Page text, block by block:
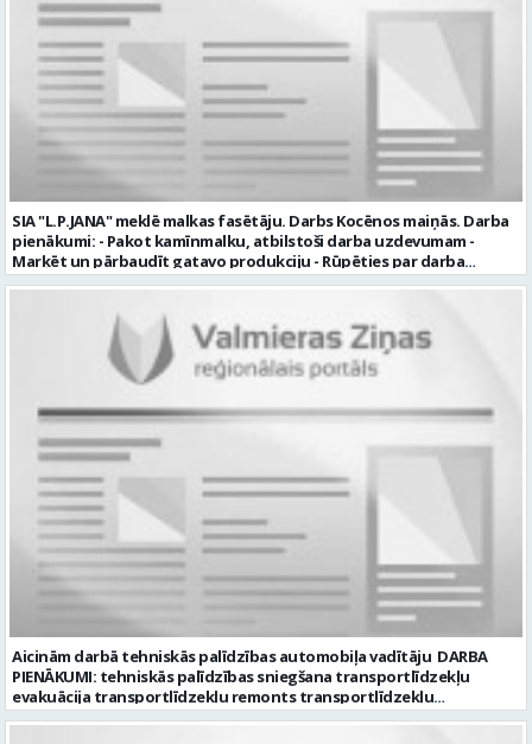
garantijas veselības apdrošināšanas iespējas dinamisku un
profesionālu darba vidi apmācību pirms darba pienākumu
uzsākšanas CV ar norādi vakancei „dispečers Valmierā” iesniegt līdz
2026. gada 21. augustam (ieskaitot): sūtot elektroniski uz info@vtu-
valmiera.lv personīgi SIA „VTU Valmiera”, Reģ.nr. 40003004220,
„Brandeļi”, Brandeļi, Kocēnu pagasts, Valmieras novads, personāla
daļā darba dienās no plkst. 13:00 līdz 16:00. 2 nedēļu laikā pēc
konkursa termiņa beigām sazināsimies ar pretendentiem, kuri tiks
aicināti uz tikšanos klātienē. Informācijai: 29231565 * Iesniegtos
personas datus SIA “VTU VALMIERA” izmantos, lai konkursa kārtībā
viņa personas dati tiktu saglabāti SIA “VTU VALMIERA” iekšējā datu
bāzē ar mērķi tos apstrādāt citos SIA “VTU VALMIERA” personāla
atlases konkursos, tad pieteikumā vakancei lūdzam kandidātam
norādīt savu piekrišanu personas datu saglabāšanai. Profesija:
TRANSPORTA DISPEČERS Darba vietas adrese: LATVIJA, Stacijas iela 1,
Valmiera, Valmieras nov. Darba laika veids: Summētais darba laiks
Darba veids: Darbinieka amats uz nenoteiktu laiku Slodze: Viena
vesela slodze Darbības joma: Pakalpojumi Pieteikto vietu skaits: 1
Līgums: Darbinieka amats uz nenoteiktu laiku Aktuāla līdz: 2026-08-
21 Kontaktpersona: CV ar norādi vakancei lūdzu sūtīt uz e-pastu
Vispārējā vidējā izglītība
SIA "L.P.JANA" meklē malkas fasētāju. Darbs Kocēnos maiņās. Darba
pienākumi: - Pakot kamīnmalku, atbilstoši darba uzdevumam -
Marķēt un pārbaudīt gatavo produkciju - Rūpēties par darba
kvalitāti un kārtību darba vietā Prasības kandidātiem: - Laba fiziskā
Uzņēmums piedāvā: - Atalgojumu EUR 1200 bruto (atkarīgs no
padarītā) - Vienmēr laikā izmaksātu algu - Profesionālus un
atbalstošus kolēģus Lūgums CV sūtīt uz e- pastu:
pasutijumi@lpjana.lv vai zvanīt pa tālruni: 28319289 Profesija:
SAIŅOŠANAS OPERATORS Algas izmaksas veids: Laika darba alga
Darba vietas adrese: LATVIJA, Gravas iela 2, Kocēni, Kocēnu pag.,
Valmieras nov. Slodze: Viena vesela slodze Darbības joma: Ražošana
Pieteikto vietu skaits: 2 Aktuāla līdz: 2027-09-07 Darba sākšanas
datums: 2026-08-17 Kontaktpersona: Davids Pavlovs
Aicinām darbā tehniskās palīdzības automobiļa vadītāju DARBA
PIENĀKUMI: tehniskās palīdzības sniegšana transportlīdzekļu
evakuācija transportlīdzekļu remonts transportlīdzekļu
sagatavošana tehniskai apskatei PRASĪBAS PRETENDENTIEM: